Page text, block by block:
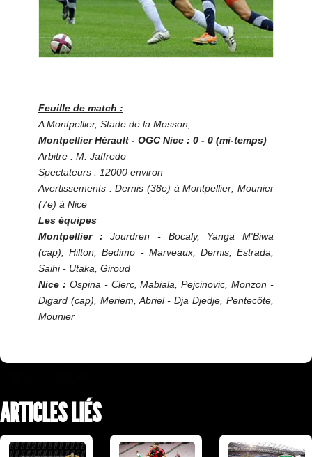
Feuille de match :
A Montpellier, Stade de la Mosson,
Montpellier Hérault - OGC Nice : 0 - 0 (mi-temps)
Arbitre : M. Jaffredo
Spectateurs : 12000 environ
Avertissements : Dernis (38e) à Montpellier; Mounier
(7e) à Nice
Les équipes
Montpellier : Jourdren - Bocaly, Yanga M'Biwa
(cap), Hilton, Bedimo - Marveaux, Dernis, Estrada,
Saihi - Utaka, Giroud
Nice : Ospina - Clerc, Mabiala, Pejcinovic, Monzon -
Digard (cap), Meriem, Abriel - Dja Djedje, Pentecôte,
Mounier
ARTICLES LIÉS